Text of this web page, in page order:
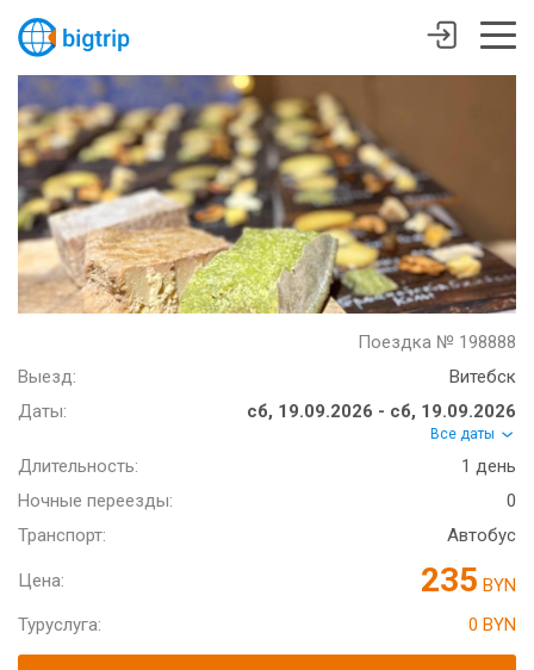
Поездка № 198888
Выезд:
Витебск
Даты:
сб, 19.09.2026 - сб, 19.09.2026
Все даты
Длительность:
1 день
Ночные переезды:
0
Транспорт:
Автобус
Цена: 235 BYN
Туруслуга:
0 BYN